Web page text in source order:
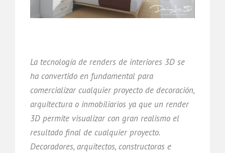
La tecnología de renders de interiores 3D se
ha convertido en fundamental para
comercializar cualquier proyecto de decoración,
arquitectura o inmobiliarios ya que un render
3D permite visualizar con gran realismo el
resultado final de cualquier proyecto.
Decoradores, arquitectos, constructoras e